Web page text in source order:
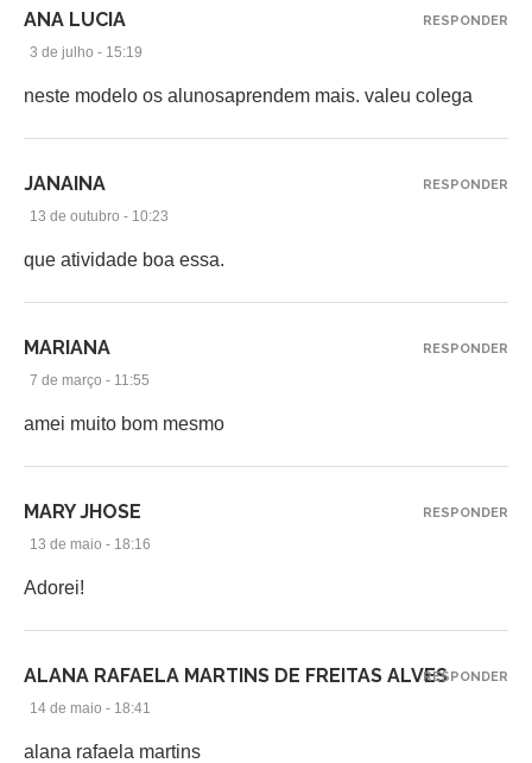
ANA LUCIA
3 de julho - 15:19
neste modelo os alunosaprendem mais. valeu colega
RESPONDER
JANAINA
13 de outubro - 10:23
que atividade boa essa.
RESPONDER
MARIANA
7 de março - 11:55
amei muito bom mesmo
RESPONDER
MARY JHOSE
13 de maio - 18:16
Adorei!
RESPONDER
ALANA RAFAELA MARTINS DE FREITAS ALVES
14 de maio - 18:41
alana rafaela martins
RESPONDER